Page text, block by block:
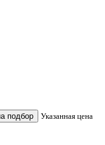
подбор
Указанная цена